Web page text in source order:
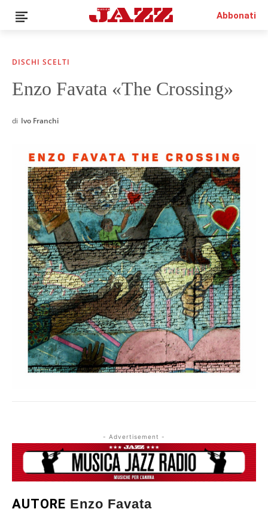
News
Recensioni
Top Jazz
Radio
Negozio
Area riservata
Italiano
€0.00
Abbonati
DISCHI SCELTI
Enzo Favata «The Crossing»
di Ivo Franchi
- Advertisement -
AUTORE Enzo Favata